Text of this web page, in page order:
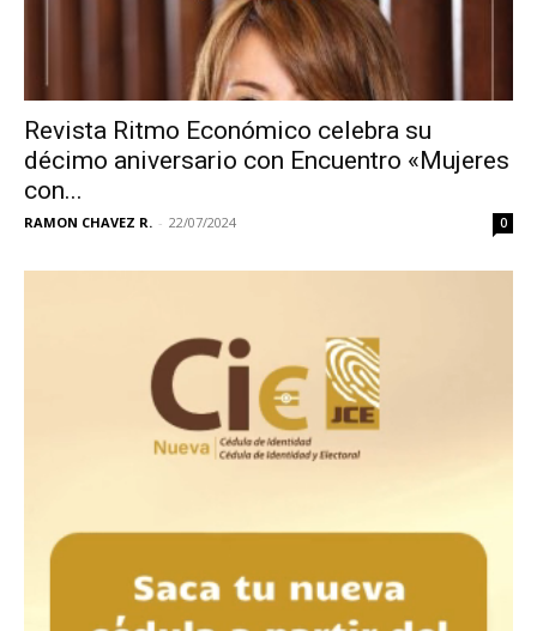
Revista Ritmo Económico celebra su
décimo aniversario con Encuentro «Mujeres
con...
RAMON CHAVEZ R. - 22/07/2024 0